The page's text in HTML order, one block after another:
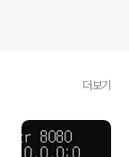
더보기